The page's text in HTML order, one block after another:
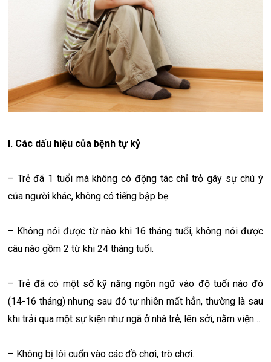
I. Các dấu hiệu của bệnh tự kỷ
– Trẻ đã 1 tuổi mà không có động tác chỉ trỏ gây sự chú ý
của người khác, không có tiếng bập bẹ.
– Không nói được từ nào khi 16 tháng tuổi, không nói được
câu nào gồm 2 từ khi 24 tháng tuổi.
– Trẻ đã có một số kỹ năng ngôn ngữ vào độ tuổi nào đó
(14-16 tháng) nhưng sau đó tự nhiên mất hẳn, thường là sau
khi trải qua một sự kiện như ngã ở nhà trẻ, lên sởi, nằm viện…
– Không bị lôi cuốn vào các đồ chơi, trò chơi.